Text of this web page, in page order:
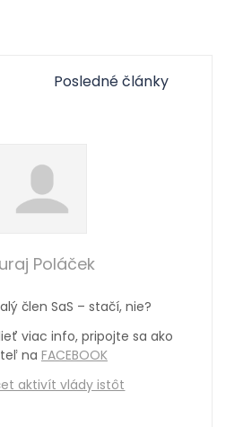
Posledné články
Poláček
člen SaS – stačí, nie?
viac info, pripojte sa ako
na FACEBOOK
aktivít vlády istôt